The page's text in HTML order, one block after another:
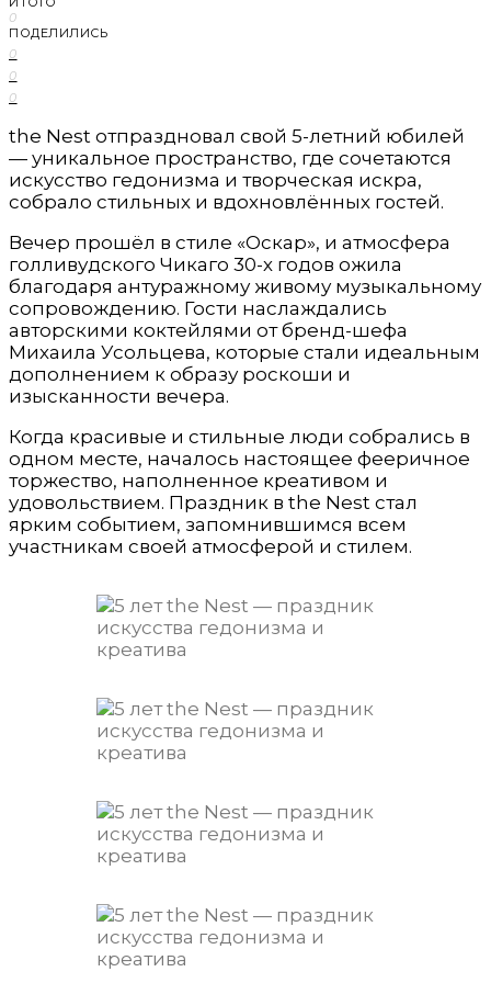
0
ПОДЕЛИЛИСЬ
0
0
0
the Nest отпраздновал свой 5-летний юбилей
— уникальное пространство, где сочетаются
искусство гедонизма и творческая искра,
собрало стильных и вдохновлённых гостей.
Вечер прошёл в стиле «Оскар», и атмосфера
голливудского Чикаго 30-х годов ожила
благодаря антуражному живому музыкальному
сопровождению. Гости наслаждались
авторскими коктейлями от бренд-шефа
Михаила Усольцева, которые стали идеальным
дополнением к образу роскоши и
изысканности вечера.
Когда красивые и стильные люди собрались в
одном месте, началось настоящее фееричное
торжество, наполненное креативом и
удовольствием. Праздник в the Nest стал
ярким событием, запомнившимся всем
участникам своей атмосферой и стилем.